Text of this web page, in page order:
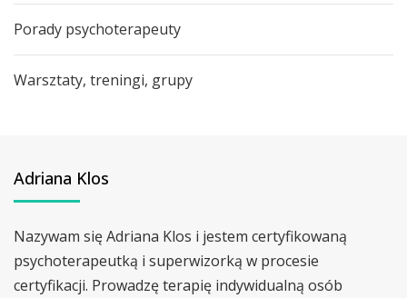
Porady psychoterapeuty
Warsztaty, treningi, grupy
Adriana Klos
Nazywam się Adriana Klos i jestem certyfikowaną
psychoterapeutką i superwizorką w procesie
certyfikacji. Prowadzę terapię indywidualną osób